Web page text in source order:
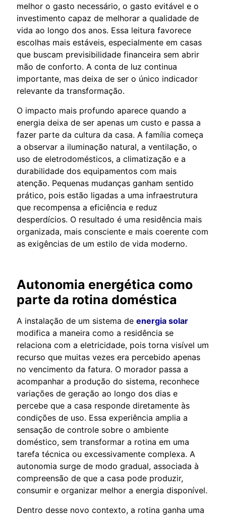
melhor o gasto necessário, o gasto evitável e o
investimento capaz de melhorar a qualidade de
vida ao longo dos anos. Essa leitura favorece
escolhas mais estáveis, especialmente em casas
que buscam previsibilidade financeira sem abrir
mão de conforto. A conta de luz continua
importante, mas deixa de ser o único indicador
relevante da transformação.
O impacto mais profundo aparece quando a
energia deixa de ser apenas um custo e passa a
fazer parte da cultura da casa. A família começa
a observar a iluminação natural, a ventilação, o
uso de eletrodomésticos, a climatização e a
durabilidade dos equipamentos com mais
atenção. Pequenas mudanças ganham sentido
prático, pois estão ligadas a uma infraestrutura
que recompensa a eficiência e reduz
desperdícios. O resultado é uma residência mais
organizada, mais consciente e mais coerente com
as exigências de um estilo de vida moderno.
Autonomia energética como
parte da rotina doméstica
A instalação de um sistema de energia solar
modifica a maneira como a residência se
relaciona com a eletricidade, pois torna visível um
recurso que muitas vezes era percebido apenas
no vencimento da fatura. O morador passa a
acompanhar a produção do sistema, reconhece
variações de geração ao longo dos dias e
percebe que a casa responde diretamente às
condições de uso. Essa experiência amplia a
sensação de controle sobre o ambiente
doméstico, sem transformar a rotina em uma
tarefa técnica ou excessivamente complexa. A
autonomia surge de modo gradual, associada à
compreensão de que a casa pode produzir,
consumir e organizar melhor a energia disponível.
Dentro desse novo contexto, a rotina ganha uma